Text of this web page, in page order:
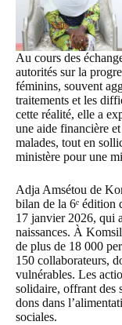
Au cours des
autorités sur la
féminins, souvent
traitements et les
cette réalité, elle a
une aide financière
malades, tout en
ministère pour une
Adja Amsétou de
bilan de la 6ᵉ édition
17 janvier 2026, qui
naissances. À
de plus de 18 000
150 collaborateurs,
vulnérables. Les
solidaire, offrant des
dons dans
sociales.